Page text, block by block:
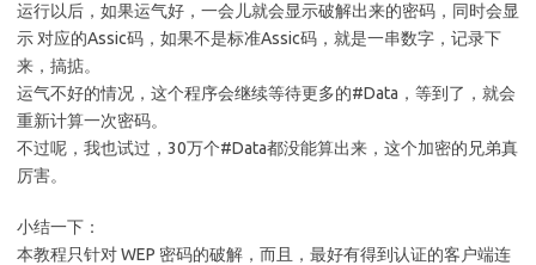
运行以后，如果运气好，一会儿就会显示破解出来的密码，同时会显
示 对应的Assic码，如果不是标准Assic码，就是一串数字，记录下
来，搞掂。
运气不好的情况，这个程序会继续等待更多的#Data，等到了，就会
重新计算一次密码。
不过呢，我也试过，30万个#Data都没能算出来，这个加密的兄弟真
厉害。
小结一下：
本教程只针对 WEP 密码的破解，而且，最好有得到认证的客户端连